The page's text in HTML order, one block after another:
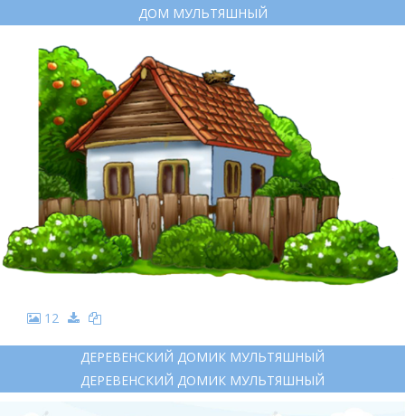
ДОМ МУЛЬТЯШНЫЙ
12
ДЕРЕВЕНСКИЙ ДОМИК МУЛЬТЯШНЫЙ
ДЕРЕВЕНСКИЙ ДОМИК МУЛЬТЯШНЫЙ